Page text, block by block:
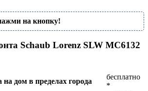
на кнопку!
Schaub Lorenz SLW MC6132
дом в пределах города
бесплатно
*